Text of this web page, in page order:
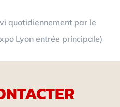
quotidiennement par le
Lyon entrée principale)